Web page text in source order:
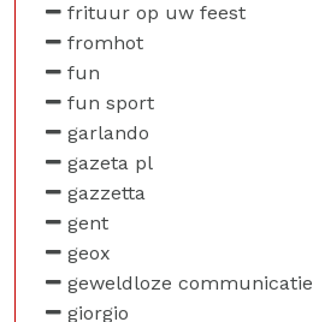
frituur op uw feest
fromhot
fun
fun sport
garlando
gazeta pl
gazzetta
gent
geox
geweldloze communicatie
giorgio